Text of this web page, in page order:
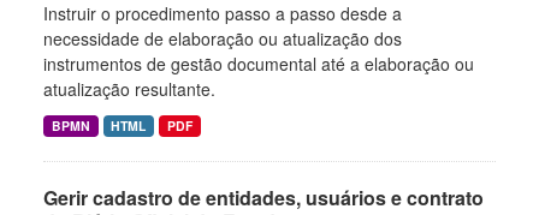
Instruir o procedimento passo a passo desde a
necessidade de elaboração ou atualização dos
instrumentos de gestão documental até a elaboração ou
atualização resultante.
BPMN HTML PDF
Gerir cadastro de entidades, usuários e contrato